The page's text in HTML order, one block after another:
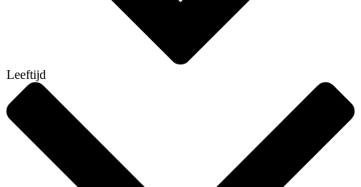
Leeftijd